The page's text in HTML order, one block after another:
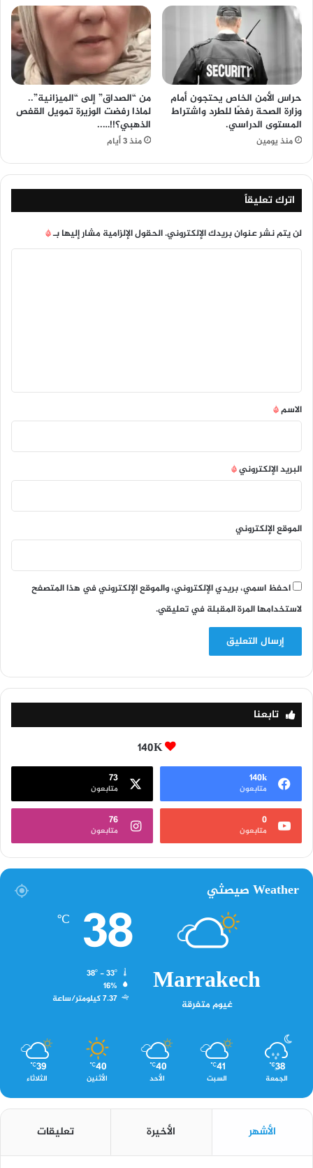
حراس الأمن الخاص يحتجون أمام
وزارة الصحة رفضًا للطرد واشتراط
المستوى الدراسي.
منذ يومين
من “الصداق” إلى “الميزانية”..
لماذا رفضت الوزيرة تمويل القفص
الذهبي؟!!…..
منذ 3 أيام
اترك تعليقاً
لن يتم نشر عنوان بريدك الإلكتروني.الحقول الإلزامية مشار إليها بـ*
*
الاسم*
البريد الإلكتروني*
الموقع الإلكتروني
احفظ اسمي، بريدي الإلكتروني، والموقع الإلكتروني في هذا المتصفح
لاستخدامها المرة المقبلة في تعليقي.
تابعنا
140K
140k
متابعون
73
متابعون
0
متابعون
76
متابعون
Weather صيصثي
Marrakech
غيوم متفرقة
38
℃
16%
7.37 كيلومتر/ساعة
38
℃
الجمعة
41
℃
السبت
40
℃
الأحد
40
℃
الأثنين
39
℃
الثلاثاء
الأشهر الأخيرة تعليقات